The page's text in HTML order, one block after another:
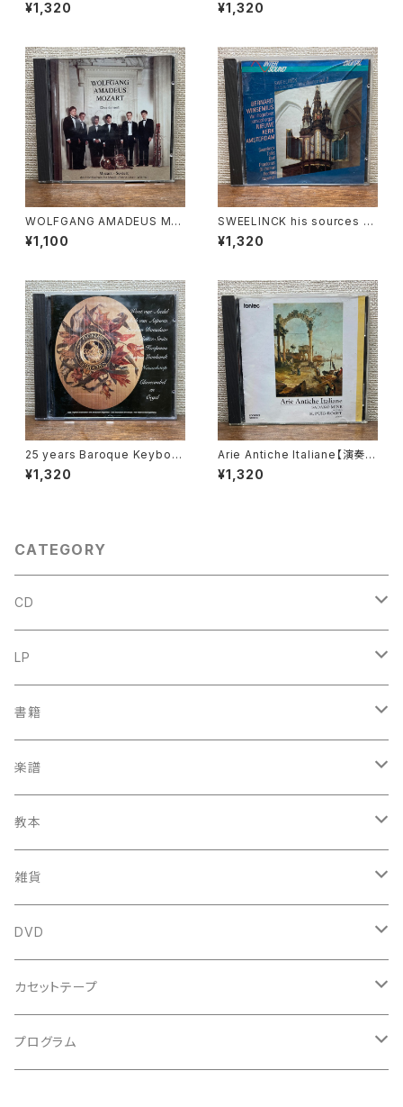
会社：BIS 1994年
¥1,320
io Biondi, Maurizio Nadde
社：Opus Production 1992
年
¥1,320
WOLFGANG AMADEUS MO
ZART Divertimenti【演奏者：
Mozart-Sextett】レコード会
¥1,100
SWEELINCK his sources -
his influence vol.2【演奏者：
BERNARD WINSEMIUS】レコ
¥1,320
25 years Baroque Keyboar
d Instruments Gerrit C. Klo
p【演奏者：Wout van Andel,
cords
¥1,320
Arie Antiche Italiane【演奏
者：嶺貞子, H.ピュイグ＝ロジ
ェ】レコード会社：fontec
¥1,320
CATEGORY
CD
古楽
中古CD
鍋島元子関連CD
古楽以外
中古CD
LP
古楽
中古LP
鍋島元子関連LP
古楽以外
中古LP
書籍
古楽関係
中古本
新古本
古楽以外
中古本
中古本
楽譜
古楽関係
スコア
鍵盤用
古楽以外
スコア
教本
古楽関係
古楽以外
雑貨
トートバッグ
バロック
ルネサンス
DVD
古楽
古楽以外
カセットテープ
古楽
プログラム